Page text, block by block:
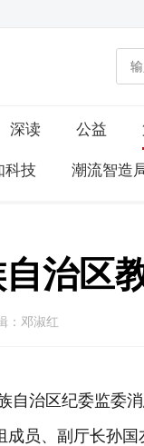
深读 公益
科技 潮流智造
治区
：邓淑红
自治区纪委监委
成员、副厅长孙